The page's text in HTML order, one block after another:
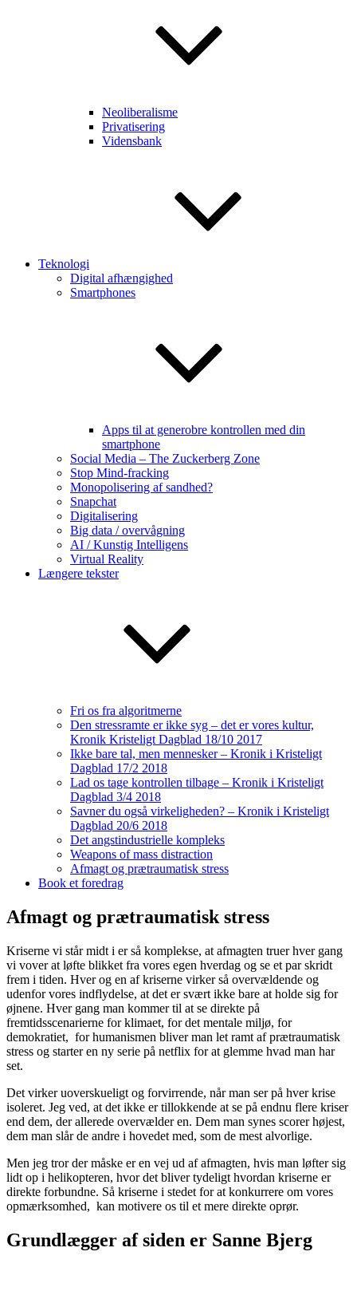
Neoliberalisme
Privatisering
Vidensbank
Teknologi
Digital afhængighed
Smartphones
Apps til at generobre kontrollen med din
smartphone
Social Media – The Zuckerberg Zone
Stop Mind-fracking
Monopolisering af sandhed?
Snapchat
Digitalisering
Big data / overvågning
AI / Kunstig Intelligens
Virtual Reality
Længere tekster
Fri os fra algoritmerne
Den stressramte er ikke syg – det er vores kultur,
Kronik Kristeligt Dagblad 18/10 2017
Ikke bare tal, men mennesker – Kronik i Kristeligt
Dagblad 17/2 2018
Lad os tage kontrollen tilbage – Kronik i Kristeligt
Dagblad 3/4 2018
Savner du også virkeligheden? – Kronik i Kristeligt
Dagblad 20/6 2018
Det angstindustrielle kompleks
Weapons of mass distraction
Afmagt og prætraumatisk stress
Book et foredrag
Afmagt og prætraumatisk stress
Kriserne vi står midt i er så komplekse, at afmagten truer hver gang
vi vover at løfte blikket fra vores egen hverdag og se et par skridt
frem i tiden. Hver og en af kriserne virker så overvældende og
udenfor vores indflydelse, at det er svært ikke bare at holde sig for
øjnene. Hver gang man kommer til at se direkte på
fremtidsscenarierne for klimaet, for det mentale miljø, for
demokratiet, for humanismen bliver man let ramt af prætraumatisk
stress og starter en ny serie på netflix for at glemme hvad man har
set.
Det virker uoverskueligt og forvirrende, når man ser på hver krise
isoleret. Jeg ved, at det ikke er tillokkende at se på endnu flere kriser
end dem, der allerede overvælder en. Dem man synes scorer højest,
dem man slår de andre i hovedet med, som de mest alvorlige.
Men jeg tror der måske er en vej ud af afmagten, hvis man løfter sig
lidt op i helikopteren, hvor det bliver tydeligt hvordan kriserne er
direkte forbundne. Så kriserne i stedet for at konkurrere om vores
opmærksomhed, kan motivere os til et mere direkte oprør.
Grundlægger af siden er Sanne Bjerg